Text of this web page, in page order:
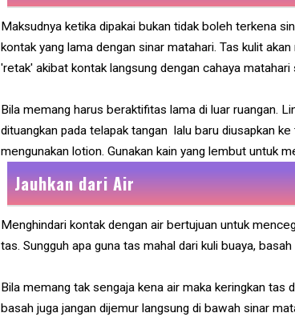
Maksudnya ketika dipakai bukan tidak boleh terkena
kontak yang lama dengan sinar matahari. Tas kulit
'retak' akibat kontak langsung dengan cahaya matahari
Bila memang harus beraktifitas lama di luar ruangan.
dituangkan pada telapak tangan lalu baru diusapkan
mengunakan lotion. Gunakan kain yang lembut untuk
Jauhkan dari Air
Menghindari kontak dengan air bertujuan untuk
tas. Sungguh apa guna tas mahal dari kuli buaya,
Bila memang tak sengaja kena air maka keringkan tas
basah juga jangan dijemur langsung di bawah sinar